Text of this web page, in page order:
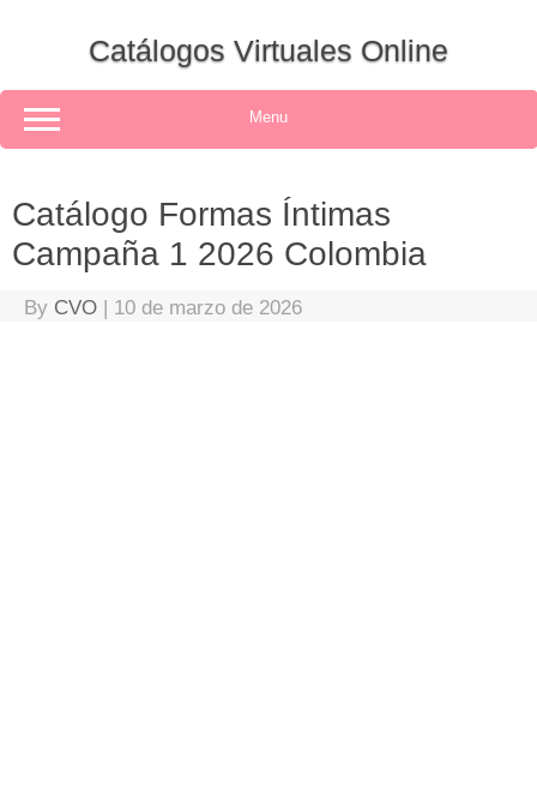
Catálogos Virtuales Online
Menu
Catálogo Formas Íntimas
Campaña 1 2026 Colombia
By CVO | 10 de marzo de 2026